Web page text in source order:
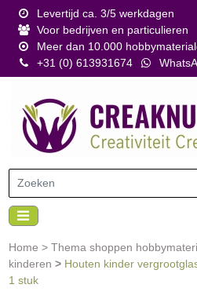
Levertijd ca. 3/5 werkdagen
Voor bedrijven en particulieren
Meer dan 10.000
+31 (0) 613931674
Home > Thema shoppen
kinderen > Houten kinder
1 stuk